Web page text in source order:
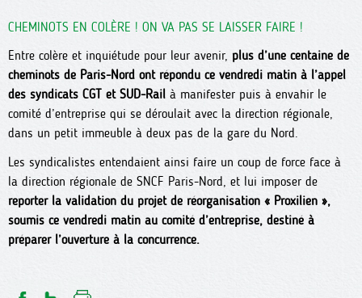
CHEMINOTS EN COLÈRE ! ON VA PAS SE LAISSER FAIRE !
Entre colère et inquiétude pour leur avenir, plus d’une centaine de
cheminots de Paris-Nord ont répondu ce vendredi matin à l’appel
des syndicats CGT et SUD-Rail à manifester puis à envahir le
comité d’entreprise qui se déroulait avec la direction régionale,
dans un petit immeuble à deux pas de la gare du Nord.
Les syndicalistes entendaient ainsi faire un coup de force face à
la direction régionale de SNCF Paris-Nord, et lui imposer de
reporter la validation du projet de réorganisation « Proxilien »,
soumis ce vendredi matin au comité d’entreprise, destiné à
préparer l’ouverture à la concurrence.